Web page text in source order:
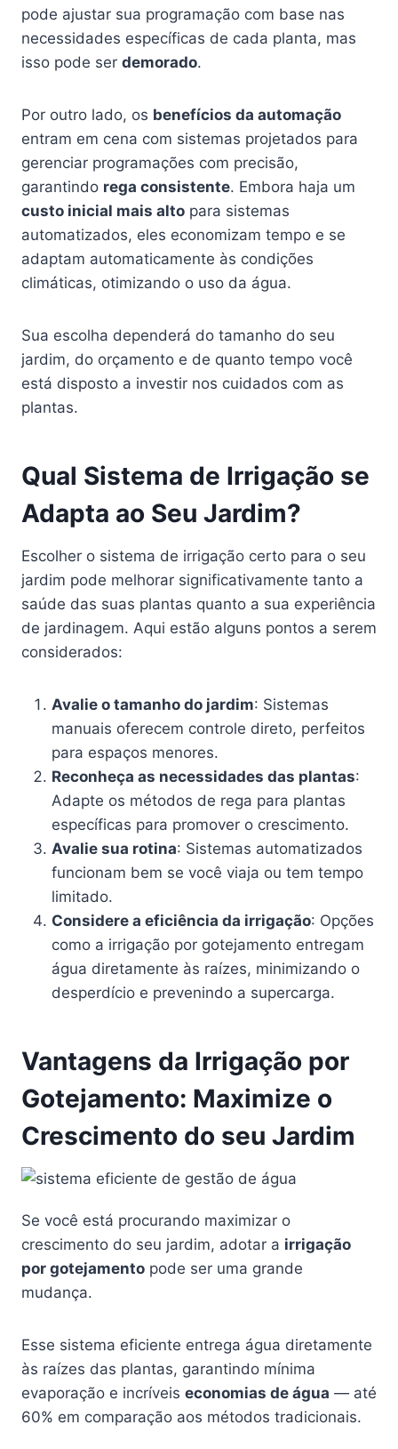
pode ajustar sua programação com base nas
necessidades específicas de cada planta, mas
isso pode ser demorado.
Por outro lado, os benefícios da automação
entram em cena com sistemas projetados para
gerenciar programações com precisão,
garantindo rega consistente. Embora haja um
custo inicial mais alto para sistemas
automatizados, eles economizam tempo e se
adaptam automaticamente às condições
climáticas, otimizando o uso da água.
Sua escolha dependerá do tamanho do seu
jardim, do orçamento e de quanto tempo você
está disposto a investir nos cuidados com as
plantas.
Qual Sistema de Irrigação se
Adapta ao Seu Jardim?
Escolher o sistema de irrigação certo para o seu
jardim pode melhorar significativamente tanto a
saúde das suas plantas quanto a sua experiência
de jardinagem. Aqui estão alguns pontos a serem
considerados:
Avalie o tamanho do jardim: Sistemas
manuais oferecem controle direto, perfeitos
para espaços menores.
Reconheça as necessidades das plantas:
Adapte os métodos de rega para plantas
específicas para promover o crescimento.
Avalie sua rotina: Sistemas automatizados
funcionam bem se você viaja ou tem tempo
limitado.
Considere a eficiência da irrigação: Opções
como a irrigação por gotejamento entregam
água diretamente às raízes, minimizando o
desperdício e prevenindo a supercarga.
Vantagens da Irrigação por
Gotejamento: Maximize o
Crescimento do seu Jardim
Se você está procurando maximizar o
crescimento do seu jardim, adotar a irrigação
por gotejamento pode ser uma grande
mudança.
Esse sistema eficiente entrega água diretamente
às raízes das plantas, garantindo mínima
evaporação e incríveis economias de água — até
60% em comparação aos métodos tradicionais.